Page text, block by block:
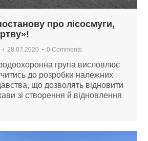
про лісосмуги,
28.07.2020 0 Comments
група висловлює
до розробки належних
що дозволять відновити
зі створення й відновлення